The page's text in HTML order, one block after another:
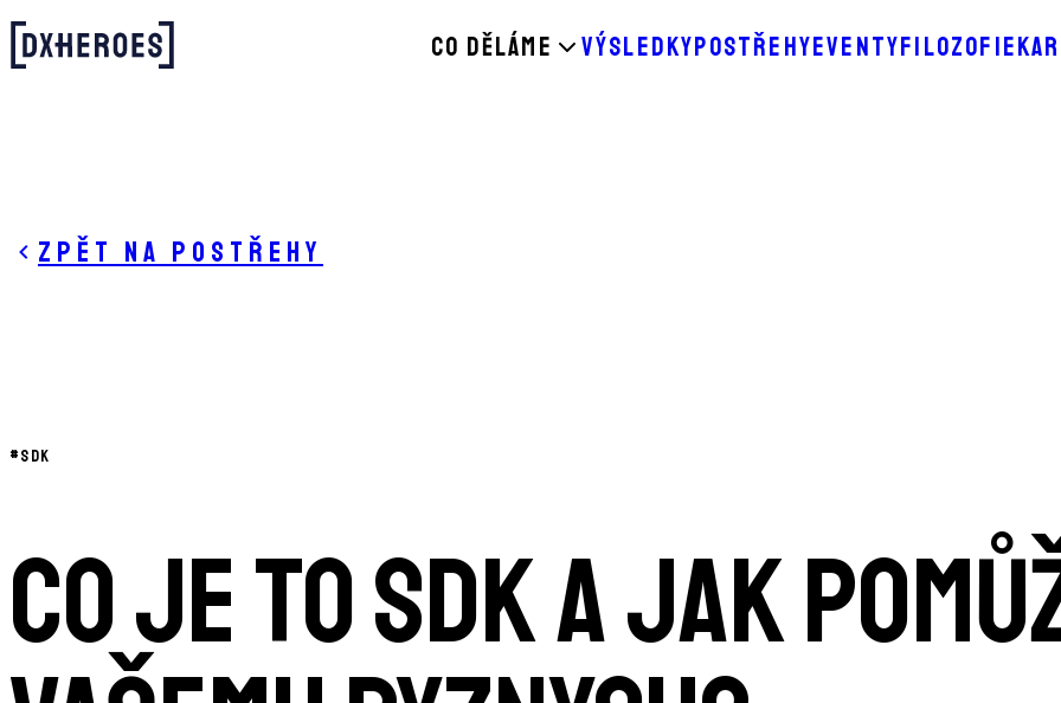
CO DĚLÁME VÝSLEDKYPOSTŘEHYEVENTYFILOZOFIE
Zpět na postřehy
#SDK
Co je to SDK a jak